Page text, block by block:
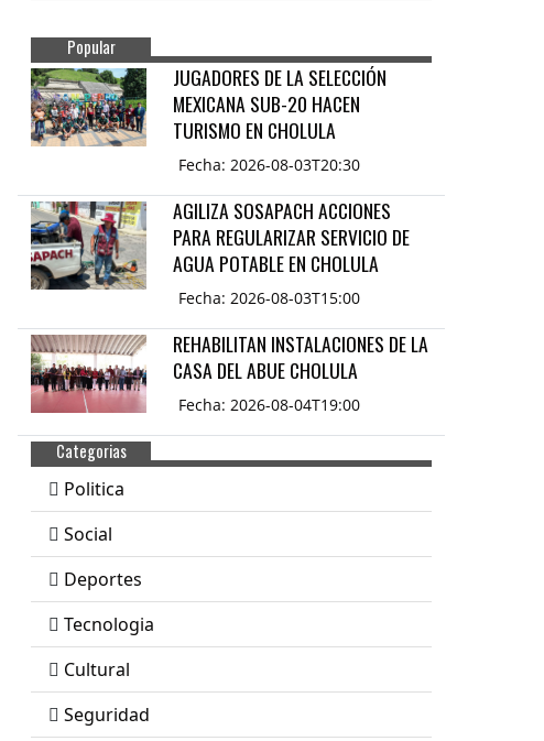
Popular
JUGADORES DE LA SELECCIÓN
MEXICANA SUB-20 HACEN
TURISMO EN CHOLULA
Fecha: 2026-08-03T20:30
AGILIZA SOSAPACH ACCIONES
PARA REGULARIZAR SERVICIO DE
AGUA POTABLE EN CHOLULA
Fecha: 2026-08-03T15:00
REHABILITAN INSTALACIONES DE LA
CASA DEL ABUE CHOLULA
Fecha: 2026-08-04T19:00
Categorias
Politica
Social
Deportes
Tecnologia
Cultural
Seguridad